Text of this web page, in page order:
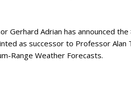
Gerhard Adrian has announced
as successor to Professor Alan
Range Weather Forecasts.